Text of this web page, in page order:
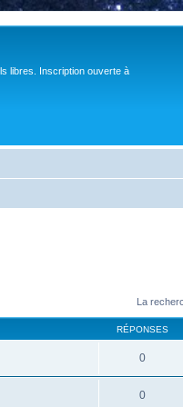
libres. Inscription ouverte à
La
RÉPONSES
0
0